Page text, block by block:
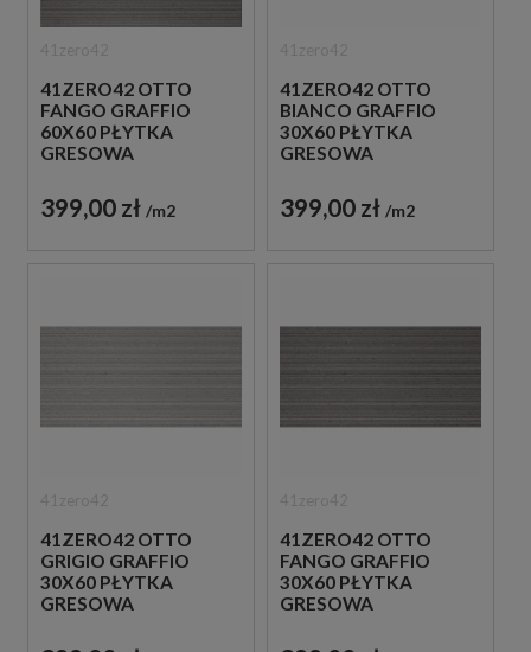
41ZERO42 OTTO
FANGO GRAFFIO
60X60 PŁYTKA
GRESOWA
399,00 zł m2
41ZERO42 OTTO
BIANCO GRAFFIO
30X60 PŁYTKA
GRESOWA
399,00 zł m2
41ZERO42 OTTO
GRIGIO GRAFFIO
30X60 PŁYTKA
GRESOWA
41ZERO42 OTTO
FANGO GRAFFIO
30X60 PŁYTKA
GRESOWA